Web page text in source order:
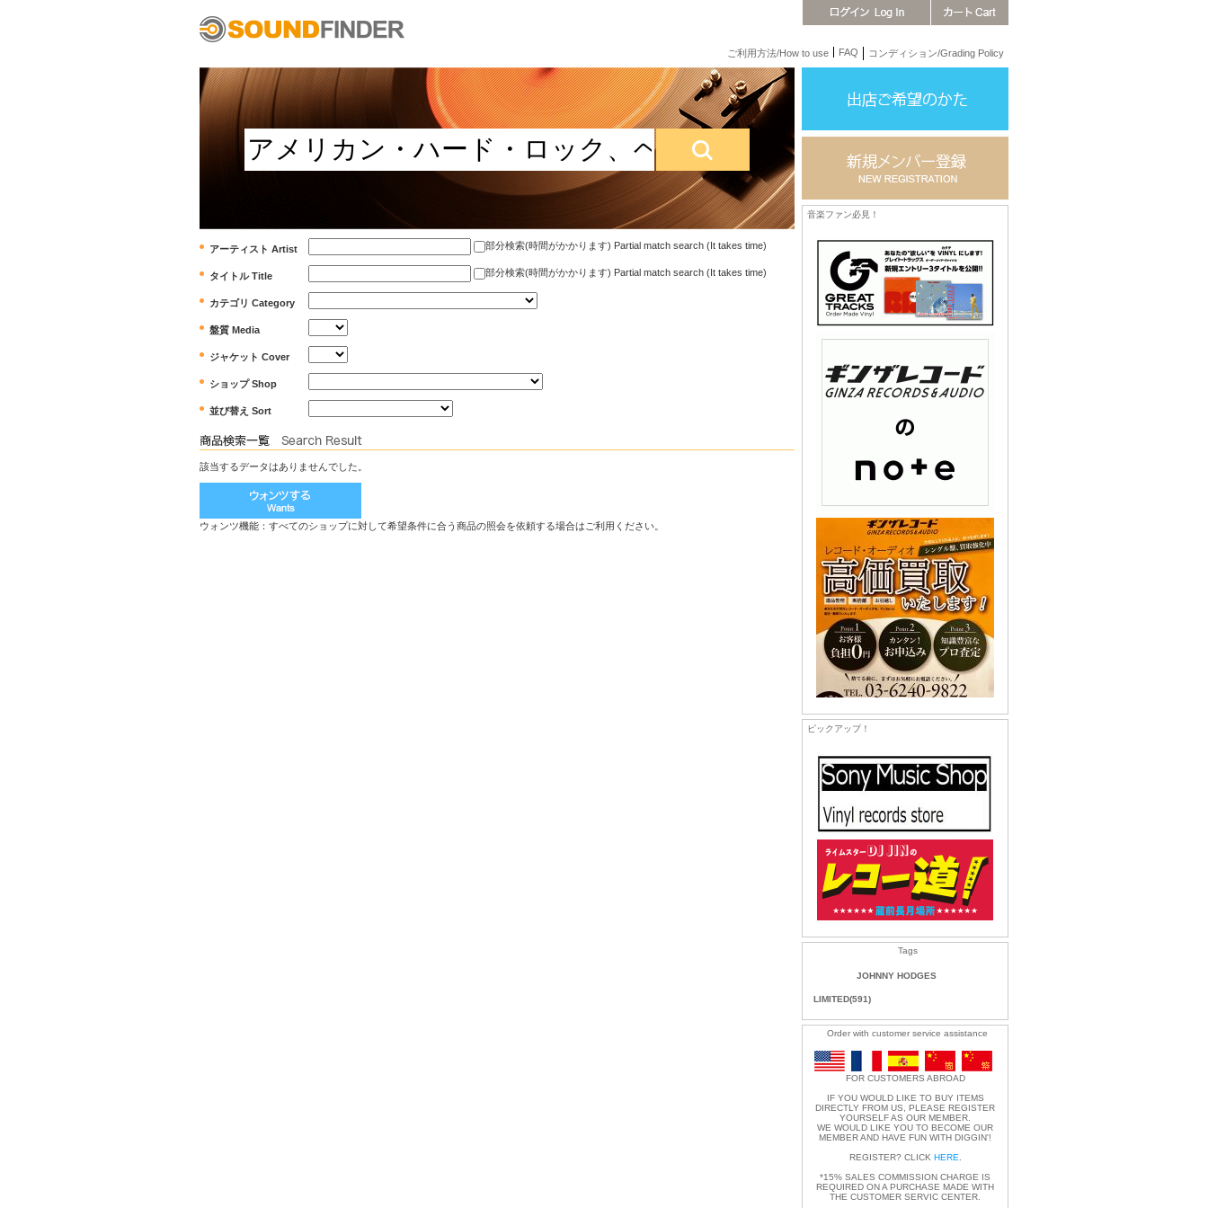
ご利用方法/How to use FAQ コンディション/Grading Policy
アーティスト Artist 部分検索(時間がかかります) Partial match search (It takes time)
タイトル Title 部分検索(時間がかかります) Partial match search (It takes time)
カテゴリ Category
盤質 Media
ジャケット Cover
ショップ Shop
並び替え Sort
該当するデータはありませんでした。
ウォンツ機能：すべてのショップに対して希望条件に合う商品の照会を依頼する場合はご利用ください。
音楽ファン必見！
ピックアップ！
Tags
JOHNNY HODGES
LIMITED(591)
Order with customer service assistance
FOR CUSTOMERS ABROAD
IF YOU WOULD LIKE TO BUY ITEMS
DIRECTLY FROM US, PLEASE REGISTER
YOURSELF AS OUR MEMBER.
WE WOULD LIKE YOU TO BECOME OUR
MEMBER AND HAVE FUN WITH DIGGIN'!
REGISTER? CLICK HERE
*15% SALES COMMISSION CHARGE IS
REQUIRED ON A PURCHASE MADE WITH
THE CUSTOMER SERVIC CENTER.